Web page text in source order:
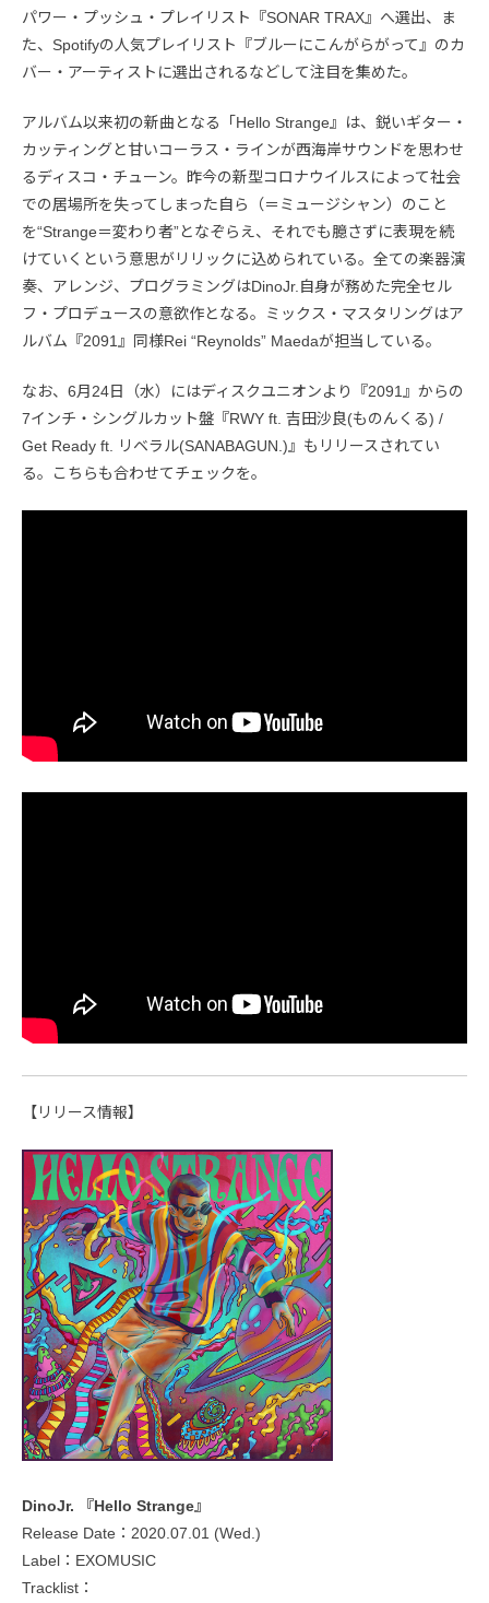
パワー・プッシュ・プレイリスト『SONAR TRAX』へ選出、ま
た、Spotifyの人気プレイリスト『ブルーにこんがらがって』のカ
バー・アーティストに選出されるなどして注目を集めた。
アルバム以来初の新曲となる「Hello Strange』は、鋭いギター・
カッティングと甘いコーラス・ラインが西海岸サウンドを思わせ
るディスコ・チューン。昨今の新型コロナウイルスによって社会
での居場所を失ってしまった自ら（＝ミュージシャン）のこと
を“Strange＝変わり者”となぞらえ、それでも臆さずに表現を続
けていくという意思がリリックに込められている。全ての楽器演
奏、アレンジ、プログラミングはDinoJr.自身が務めた完全セル
フ・プロデュースの意欲作となる。ミックス・マスタリングはア
ルバム『2091』同様Rei “Reynolds” Maedaが担当している。
なお、6月24日（水）にはディスクユニオンより『2091』からの
7インチ・シングルカット盤『RWY ft. 吉田沙良(ものんくる) /
Get Ready ft. リベラル(SANABAGUN.)』もリリースされてい
る。こちらも合わせてチェックを。
【リリース情報】
DinoJr. 『Hello Strange』
Release Date：2020.07.01 (Wed.)
Label：EXOMUSIC
Tracklist：